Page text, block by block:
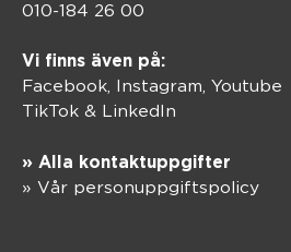
010-184 26 00
Vi finns även på:
Facebook, Instagram Youtube
TikTok & LinkedIn
» Alla kontaktuppgifter
» Vår personuppgiftspolicy